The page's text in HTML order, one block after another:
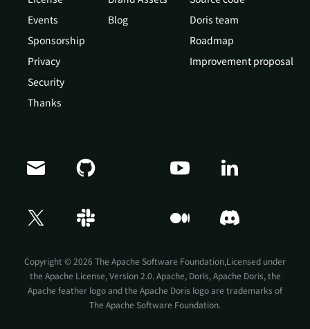
Events
Sponsorship
Privacy
Security
Thanks
Blog
Doris team
Roadmap
Improvement proposal
Copyright © 2026 The Apache Software Foundation,Licensed under
the Apache License, Version 2.0. Apache, Doris, Apache Doris, the
Apache feather logo and the Apache Doris logo are trademarks of
The Apache Software Foundation.
Doris Summit 26